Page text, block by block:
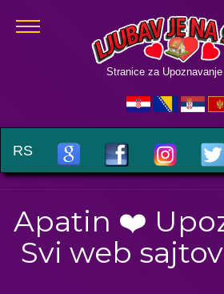
Stranice za
RS
Apatin ❤️
Svi web